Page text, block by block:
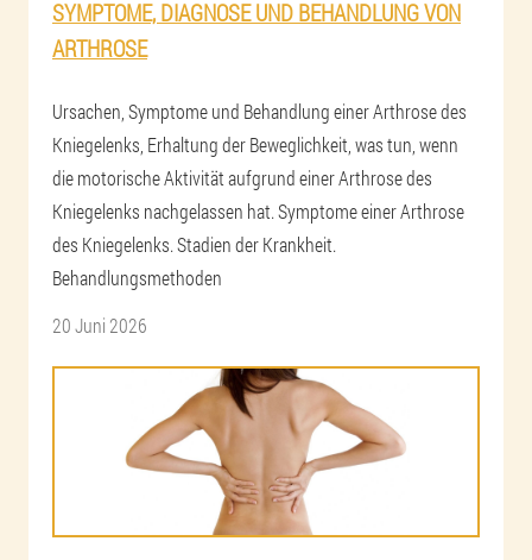
SYMPTOME, DIAGNOSE UND BEHANDLUNG VON
ARTHROSE
Ursachen, Symptome und Behandlung einer Arthrose des
Kniegelenks, Erhaltung der Beweglichkeit, was tun, wenn
die motorische Aktivität aufgrund einer Arthrose des
Kniegelenks nachgelassen hat. Symptome einer Arthrose
des Kniegelenks. Stadien der Krankheit.
Behandlungsmethoden
20 Juni 2026